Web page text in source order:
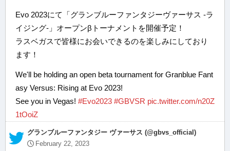
Evo 2023にて「グランブルーファンタジーヴァーサス -ラ
イジング-」オープンβトーナメントを開催予定！
ラスベガスで皆様にお会いできるのを楽しみにしており
ます！
We'll be holding an open beta tournament for Granblue Fant
asy Versus: Rising at Evo 2023!
See you in Vegas! #Evo2023 #GBVSR pic.twitter.com/n20Z
1tOoiZ
— グランブルーファンタジー ヴァーサス (@gbvs_official)
February 22, 2023